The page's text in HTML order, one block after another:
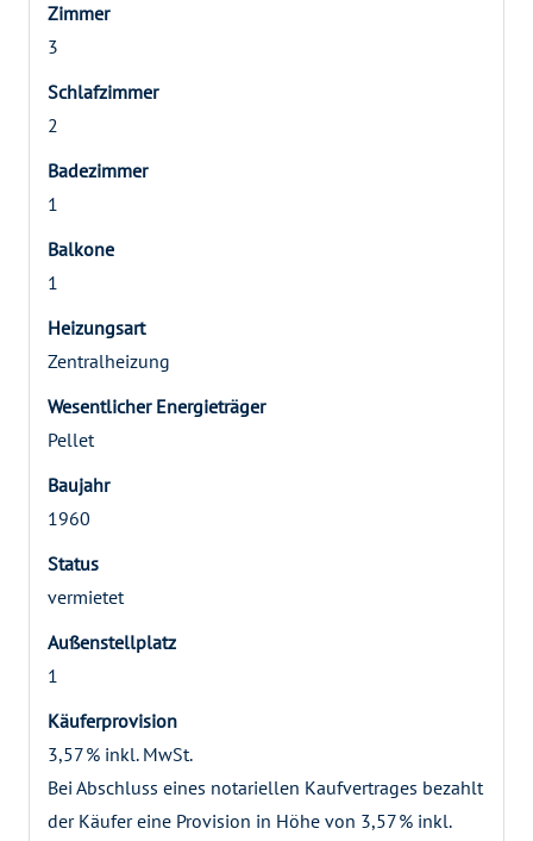
Zimmer
3
Schlafzimmer
2
Badezimmer
1
Balkone
1
Heizungsart
Zentralheizung
Wesentlicher Energieträger
Pellet
Baujahr
1960
Status
vermietet
Außen­stellplatz
1
Käufer­provision
3,57 % inkl. MwSt.
Bei Abschluss eines notariellen Kaufvertrages bezahlt
der Käufer eine Provision in Höhe von 3,57 % inkl.